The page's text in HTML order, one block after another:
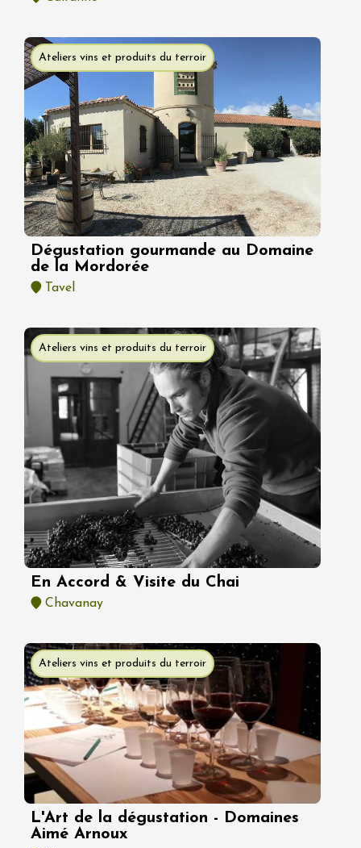
Ateliers vins et produits du terroir
Dégustation gourmande au Domaine
de la Mordorée
Tavel
Ateliers vins et produits du terroir
En Accord & Visite du Chai
Chavanay
Ateliers vins et produits du terroir
L'Art de la dégustation - Domaines
Aimé Arnoux